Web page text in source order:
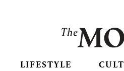
LIFESTYLE